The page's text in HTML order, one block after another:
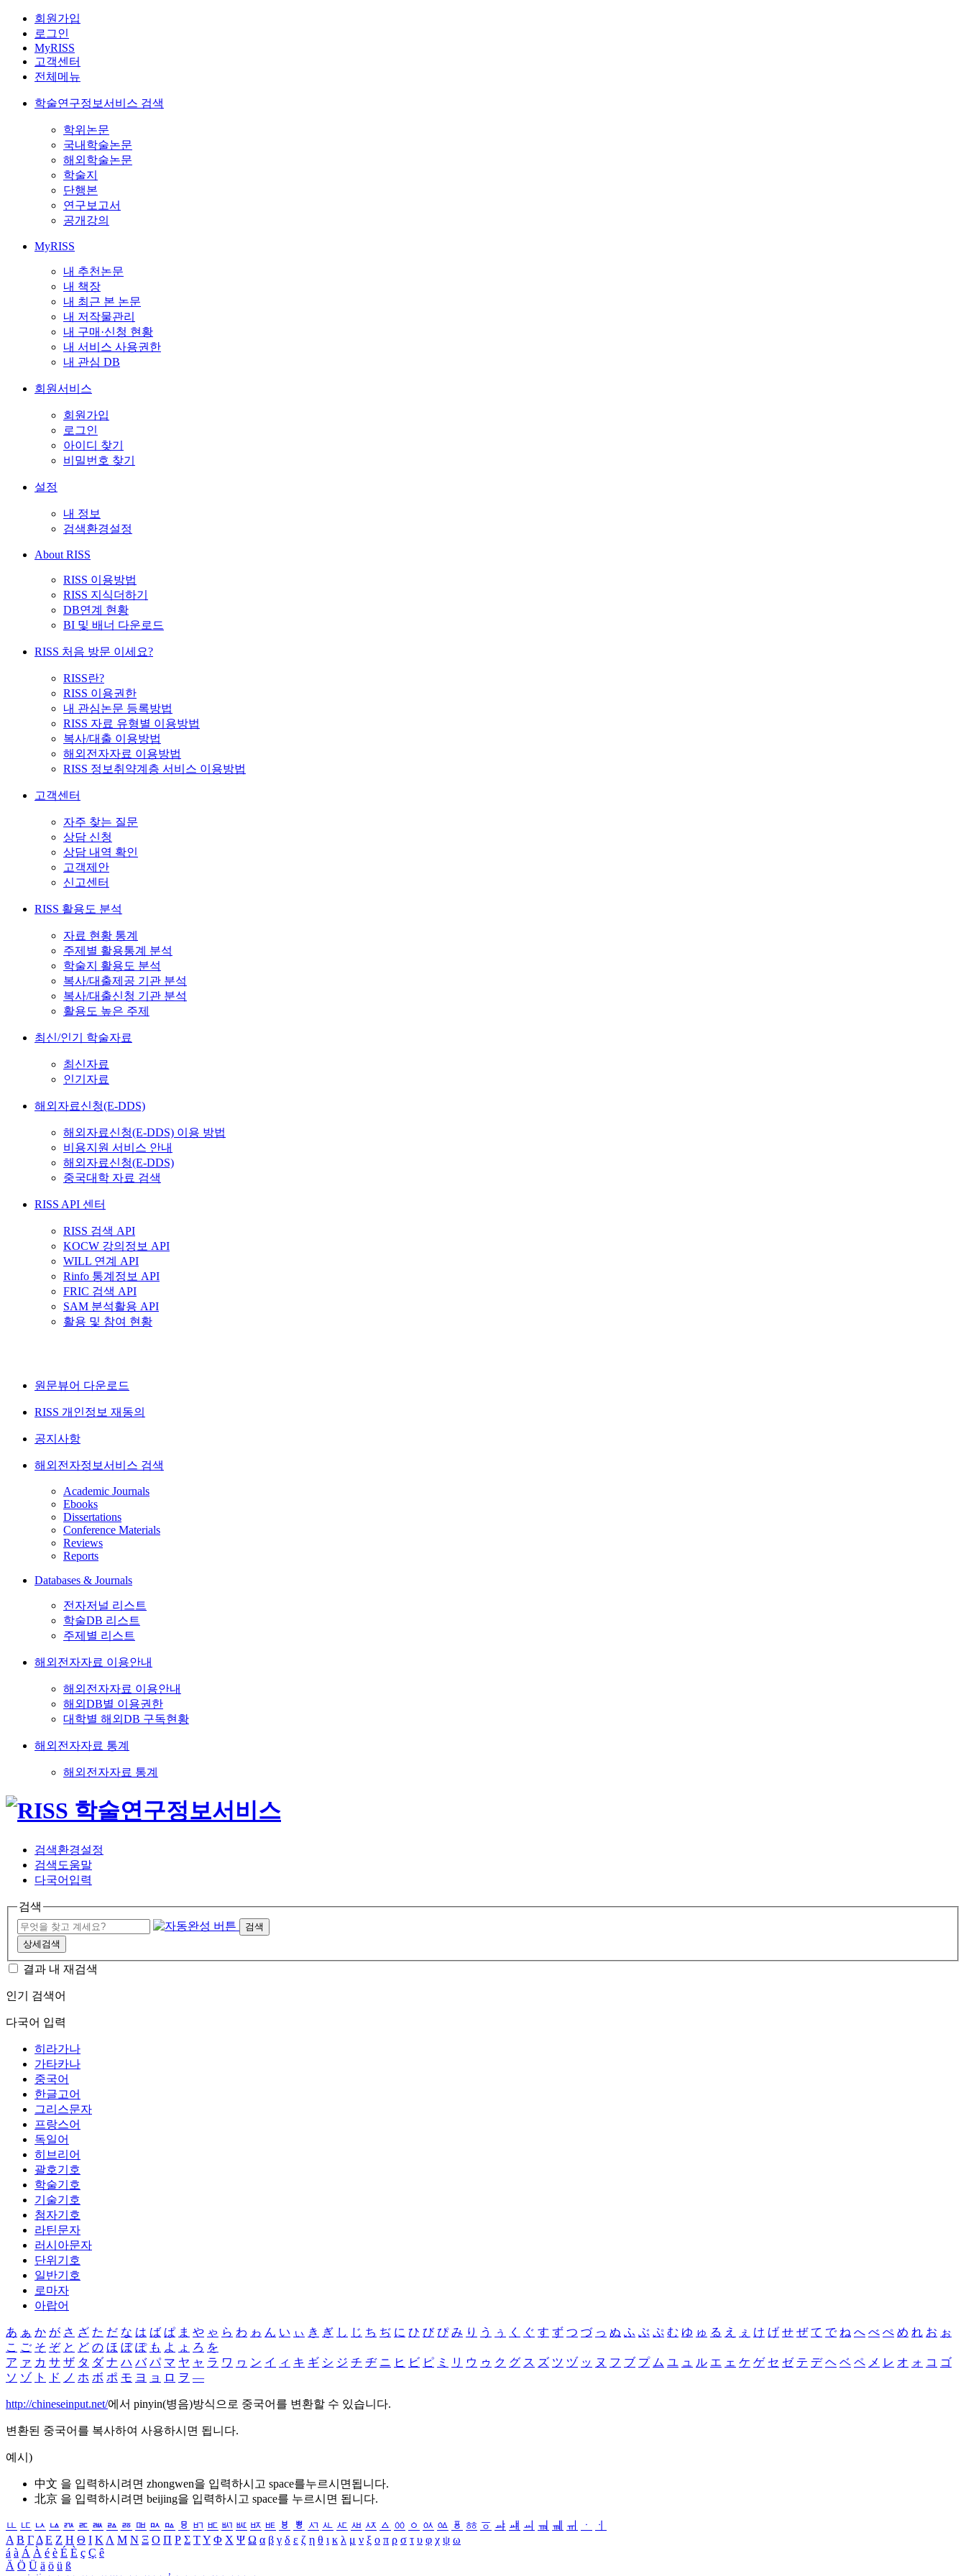
회원가입
로그인
MyRISS
고객센터
전체메뉴
학술연구정보서비스 검색
학위논문
국내학술논문
해외학술논문
학술지
단행본
연구보고서
공개강의
MyRISS
내 추천논문
내 책장
내 최근 본 논문
내 저작물관리
내 구매·신청 현황
내 서비스 사용권한
내 관심 DB
회원서비스
회원가입
로그인
아이디 찾기
비밀번호 찾기
설정
내 정보
검색환경설정
About RISS
RISS 이용방법
RISS 지식더하기
DB연계 현황
BI 및 배너 다운로드
RISS 처음 방문 이세요?
RISS란?
RISS 이용권한
내 관심논문 등록방법
RISS 자료 유형별 이용방법
복사/대출 이용방법
해외전자자료 이용방법
RISS 정보취약계층 서비스 이용방법
고객센터
자주 찾는 질문
상담 신청
상담 내역 확인
고객제안
신고센터
RISS 활용도 분석
자료 현황 통계
주제별 활용통계 분석
학술지 활용도 분석
복사/대출제공 기관 분석
복사/대출신청 기관 분석
활용도 높은 주제
최신/인기 학술자료
최신자료
인기자료
해외자료신청(E-DDS)
해외자료신청(E-DDS) 이용 방법
비용지원 서비스 안내
해외자료신청(E-DDS)
중국대학 자료 검색
RISS API 센터
RISS 검색 API
KOCW 강의정보 API
WILL 연계 API
Rinfo 통계정보 API
FRIC 검색 API
SAM 분석활용 API
활용 및 참여 현황
원문뷰어 다운로드
RISS 개인정보 재동의
공지사항
해외전자정보서비스 검색
Academic Journals
Ebooks
Dissertations
Conference Materials
Reviews
Reports
Databases & Journals
전자저널 리스트
학술DB 리스트
주제별 리스트
해외전자자료 이용안내
해외전자자료 이용안내
해외DB별 이용권한
대학별 해외DB 구독현황
해외전자자료 통계
해외전자자료 통계
검색환경설정
검색도움말
다국어입력
검색
검색
상세검색
결과 내 재검색
인기 검색어
다국어 입력
히라가나
가타카나
중국어
한글고어
그리스문자
프랑스어
독일어
히브리어
괄호기호
학술기호
기술기호
첨자기호
라틴문자
러시아문자
단위기호
일반기호
로마자
아랍어
あ ぁ か が さ ざ た だ な は ば ぱ ま や ゃ ら わ ゎ ん い ぃ き ぎ し じ ち ぢ に ひ び ぴ み り う ぅ く ぐ す ず つ づ っ ぬ ふ ぶ ぷ む ゆ ゅ る え ぇ け げ せ ぜ て で ね へ べ ぺ め れ お ぉ
こ ご そ ぞ と ど の ほ ぼ ぽ も よ ょ ろ を
ア ァ カ サ ザ タ ダ ナ ハ バ パ マ ヤ ャ ラ ワ ヮ ン イ ィ キ ギ シ ジ チ ヂ ニ ヒ ビ ピ ミ リ ウ ゥ ク グ ス ズ ツ ヅ ッ ヌ フ ブ プ ム ユ ュ ル エ ェ ケ ゲ セ ゼ テ デ ヘ ベ ペ メ レ オ ォ コ ゴ
ソ ゾ ト ド ノ ホ ボ ポ モ ヨ ョ ロ ヲ ―
http://chineseinput.net/에서 pinyin(병음)방식으로 중국어를 변환할 수 있습니다.
변환된 중국어를 복사하여 사용하시면 됩니다.
예시)
中文 을 입력하시려면 zhongwen을 입력하시고 space를누르시면됩니다.
北京 을 입력하시려면 beijing을 입력하시고 space를 누르시면 됩니다.
ㅥ ㅦ ㅧ ㅨ ㅩ ㅪ ㅫ ㅬ ㅭ ㅮ ㅯ ㅰ ㅱ ㅲ ㅳ ㅴ ㅵ ㅶ ㅷ ㅸ ㅹ ㅺ ㅻ ㅼ ㅽ ㅾ ㅿ ㆀ ㆁ ㆂ ㆃ ㆄ ㆅ ㆆ ㆇ ㆈ ㆉ ㆊ ㆋ ㆌ ㆍ
ㆎ
Α Β ΓΔ Ε Ζ Η Θ Ι ΚΛ Μ Ν Ξ Ο Π Ρ Σ ΤΥ Φ Χ Ψ Ω α β γ δ ε ζ η θ ι κ λ μ ν ξ ο π ρ σ τ υ φ χ ψ ω
á à Á À é è É È ç Ç ê
Ä Ö Ü ä ö ü ß